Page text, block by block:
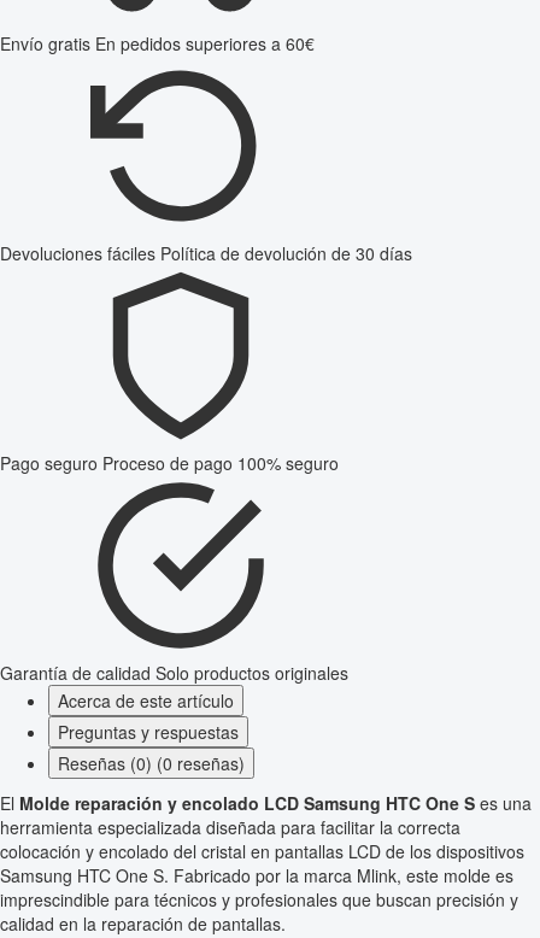
Envío gratis En pedidos superiores a 60€
Devoluciones fáciles Política de devolución de 30 días
Pago seguro Proceso de pago 100% seguro
Garantía de calidad Solo productos originales
Acerca de este artículo
Preguntas y respuestas
Reseñas (0) (0 reseñas)
El Molde reparación y encolado LCD Samsung HTC One S es una
herramienta especializada diseñada para facilitar la correcta
colocación y encolado del cristal en pantallas LCD de los dispositivos
Samsung HTC One S. Fabricado por la marca Mlink, este molde es
imprescindible para técnicos y profesionales que buscan precisión y
calidad en la reparación de pantallas.